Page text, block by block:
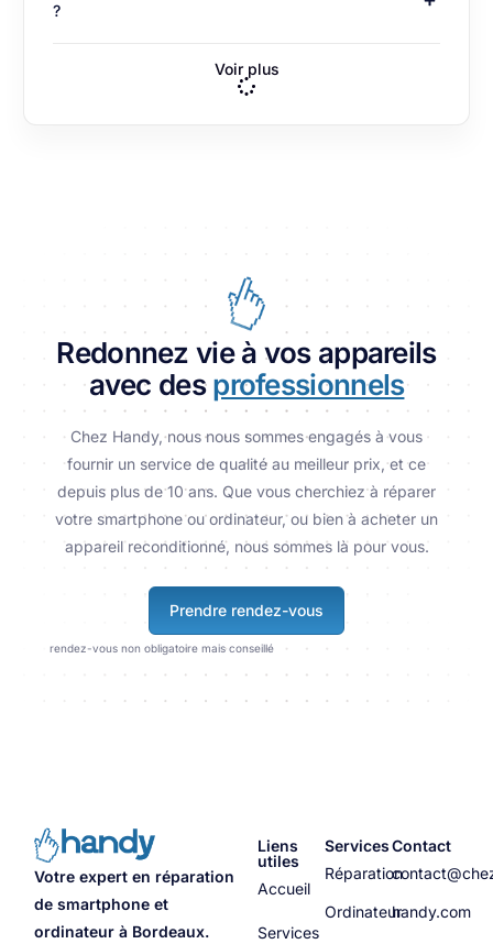
?
Voir plus
Redonnez vie à vos appareils
avec des professionnels
Chez Handy, nous nous sommes engagés à vous
fournir un service de qualité au meilleur prix, et ce
depuis plus de 10 ans. Que vous cherchiez à réparer
votre smartphone ou ordinateur, ou bien à acheter un
appareil reconditionné, nous sommes là pour vous.
Prendre rendez-vous
rendez-vous non obligatoire mais conseillé
Votre expert en réparation
de smartphone et
ordinateur à Bordeaux.
Liens
utiles
Accueil
Services
Services
Réparation
Ordinateur
Contact
handy.com